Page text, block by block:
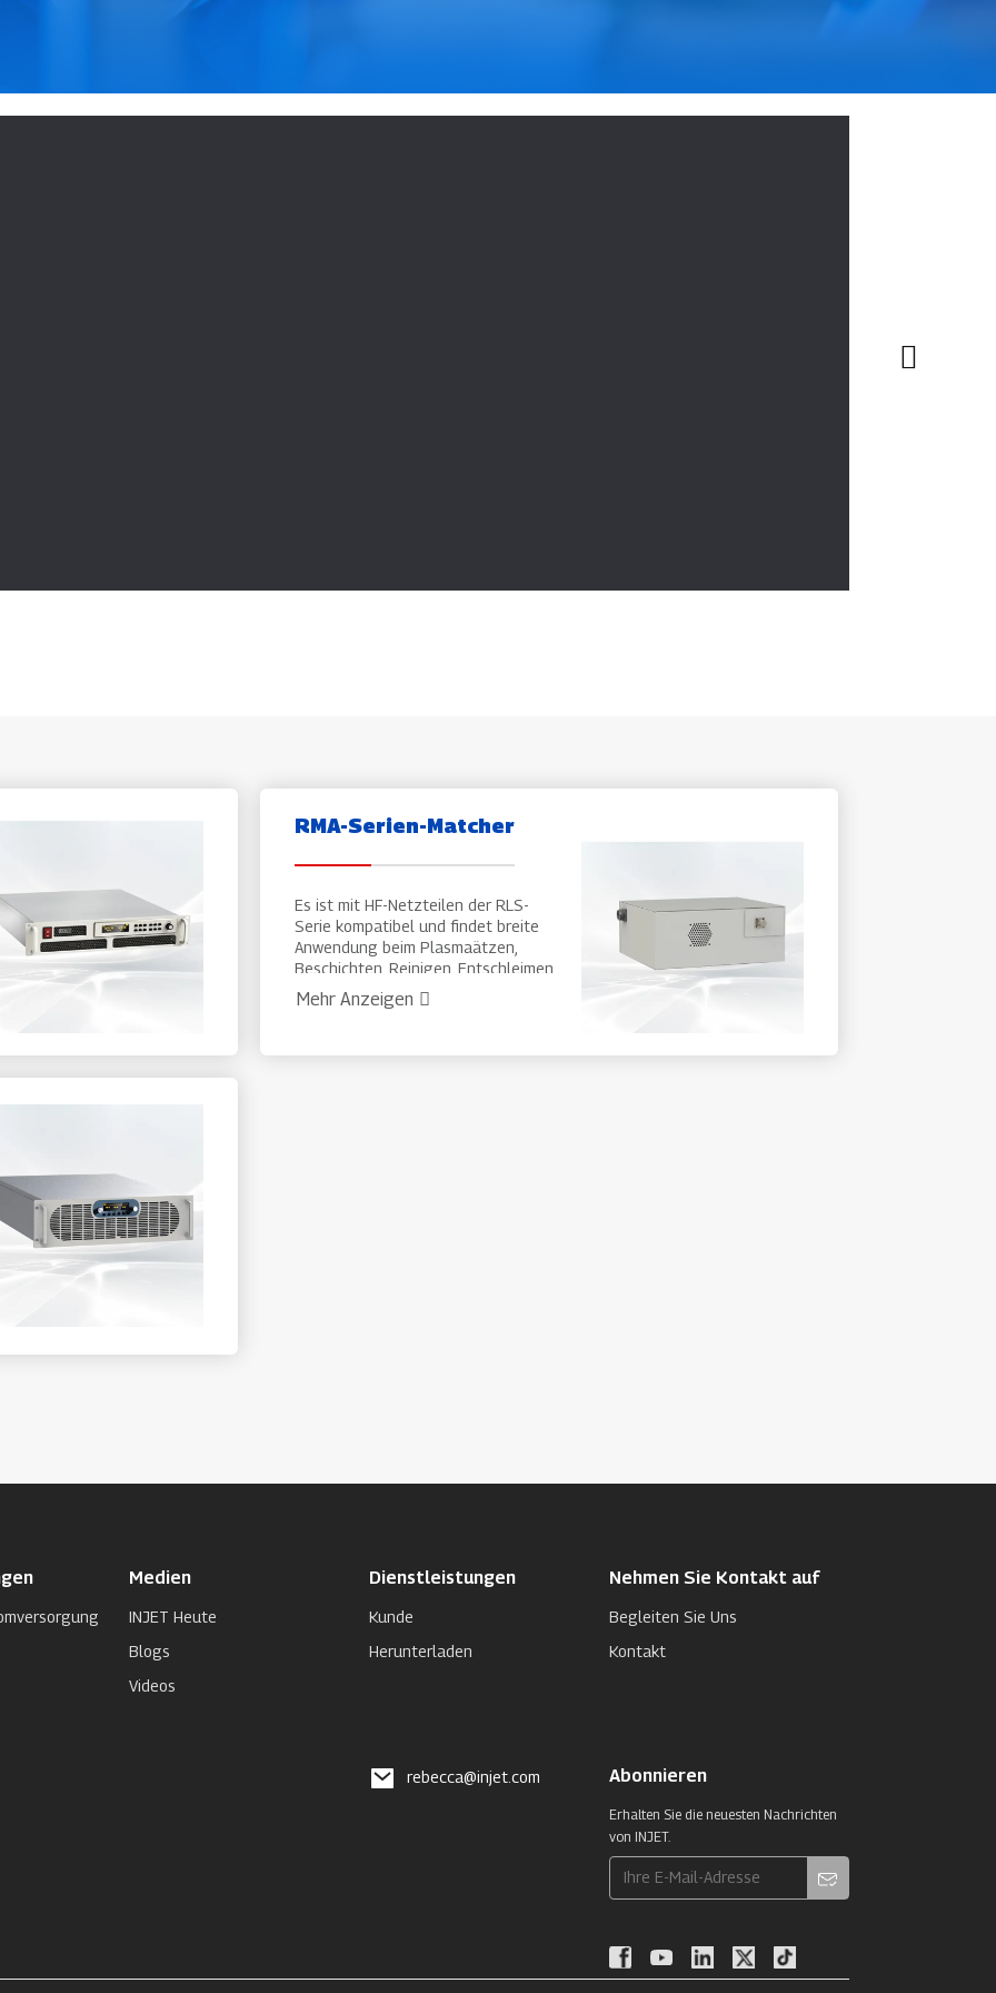
RMA-Serien-Matcher
Es ist mit HF-Netzteilen der RLS-
Serie kompatibel und findet breite
Anwendung beim Plasmaätzen,
Beschichten, Reinigen, Entschleimen
und anderen Plasmaverfahren. Auch
die Verwendung mit HF-Netzteilen
Mehr Anzeigen
Medien
INJET Heute
Blogs
Videos
Dienstleistungen
Kunde
Herunterladen
Nehmen Sie Kontakt auf
Begleiten Sie Uns
Kontakt
rebecca@injet.com Abonnieren
Erhalten Sie die neuesten Nachrichten
von INJET.